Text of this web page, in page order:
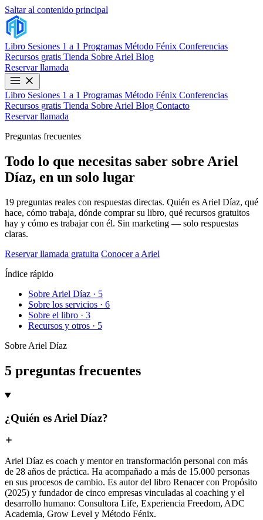
Saltar al contenido principal
Libro Sesiones 1 a 1 Programas Método Fénix Conferencias
Recursos gratis Tienda Sobre Ariel Blog
Reservar llamada
Libro Sesiones 1 a 1 Programas Método Fénix Conferencias
Recursos gratis Tienda Sobre Ariel Blog Contacto
Reservar llamada
Preguntas frecuentes
Todo lo que necesitas saber sobre Ariel
Díaz, en un solo lugar
19 preguntas reales con respuestas directas. Quién es Ariel Díaz, qué
hace, cómo trabaja, dónde comprar su libro, qué recursos gratuitos
hay y cómo es trabajar con él. Sin marketing — solo respuestas
claras.
Reservar llamada gratuita Conocer a Ariel
Índice rápido
Sobre Ariel Díaz · 5
Sobre los servicios · 6
Sobre el libro · 3
Recursos y otros · 5
Sobre Ariel Díaz
5 preguntas frecuentes
¿Quién es Ariel Díaz?
Ariel Díaz es coach y mentor en transformación personal con más
de 28 años de práctica. Ha acompañado a más de 15.000 personas
en sus procesos de cambio. Es autor del libro Renacer con Propósito
(2025) y fundador de cinco empresas vinculadas al coaching y el
desarrollo humano: Consultora Life, Experiencia Freedom, ADC
Academia, Grow Level y Método Fénix.